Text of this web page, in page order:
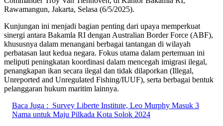
Rawamangun, Jakarta, Selasa (6/5/2025).
Kunjungan ini menjadi bagian penting dari upaya memperkuat
sinergi antara Bakamla RI dengan Australian Border Force (ABF),
khususnya dalam menangani berbagai tantangan di wilayah
perbatasan laut kedua negara. Fokus utama dalam pertemuan ini
meliputi peningkatan koordinasi dalam mencegah imigrasi ilegal,
penangkapan ikan secara ilegal dan tidak dilaporkan (Illegal,
Unreported and Unregulated Fishing/IUUF), serta berbagai bentuk
pelanggaran hukum maritim lainnya.
Baca Juga : Survey Liberte Institute, Leo Murphy Masuk 3
Nama untuk Maju Pilkada Kota Solok 2024